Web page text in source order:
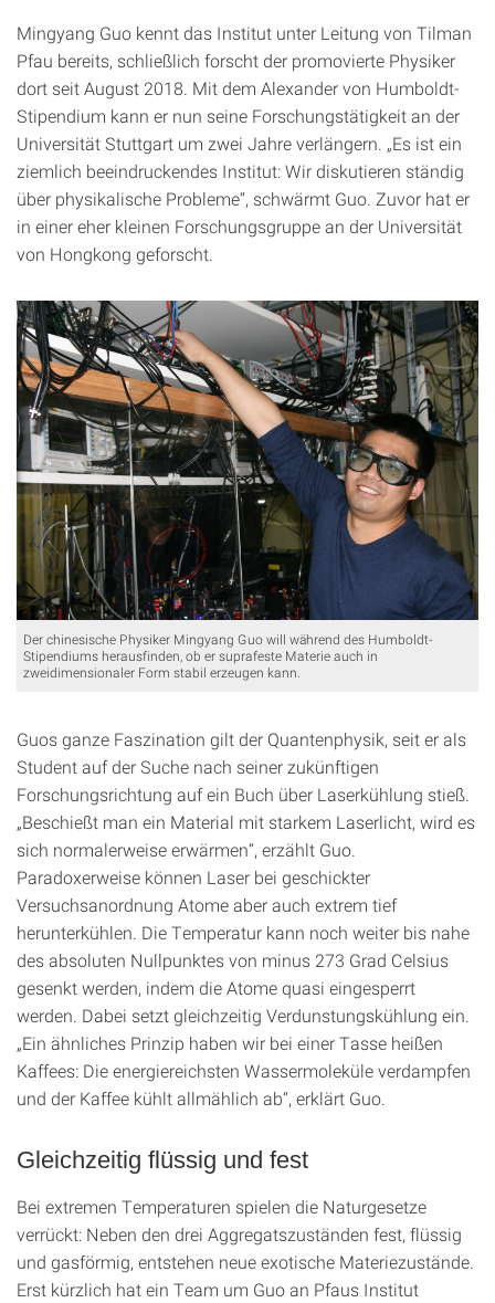
Mingyang Guo kennt das Institut unter Leitung von Tilman
Pfau bereits, schließlich forscht der promovierte Physiker
dort seit August 2018. Mit dem Alexander von Humboldt-
Stipendium kann er nun seine Forschungstätigkeit an der
Universität Stuttgart um zwei Jahre verlängern. „Es ist ein
ziemlich beeindruckendes Institut: Wir diskutieren ständig
über physikalische Probleme“, schwärmt Guo. Zuvor hat er
in einer eher kleinen Forschungsgruppe an der Universität
von Hongkong geforscht.
Der chinesische Physiker Mingyang Guo will während des Humboldt-
Stipendiums herausfinden, ob er suprafeste Materie auch in
zweidimensionaler Form stabil erzeugen kann.
Guos ganze Faszination gilt der Quantenphysik, seit er als
Student auf der Suche nach seiner zukünftigen
Forschungsrichtung auf ein Buch über Laserkühlung stieß.
„Beschießt man ein Material mit starkem Laserlicht, wird es
sich normalerweise erwärmen“, erzählt Guo.
Paradoxerweise können Laser bei geschickter
Versuchsanordnung Atome aber auch extrem tief
herunterkühlen. Die Temperatur kann noch weiter bis nahe
des absoluten Nullpunktes von minus 273 Grad Celsius
gesenkt werden, indem die Atome quasi eingesperrt
werden. Dabei setzt gleichzeitig Verdunstungskühlung ein.
„Ein ähnliches Prinzip haben wir bei einer Tasse heißen
Kaffees: Die energiereichsten Wassermoleküle verdampfen
und der Kaffee kühlt allmählich ab“, erklärt Guo.
Gleichzeitig flüssig und fest
Bei extremen Temperaturen spielen die Naturgesetze
verrückt: Neben den drei Aggregatszuständen fest, flüssig
und gasförmig, entstehen neue exotische Materiezustände.
Erst kürzlich hat ein Team um Guo an Pfaus Institut